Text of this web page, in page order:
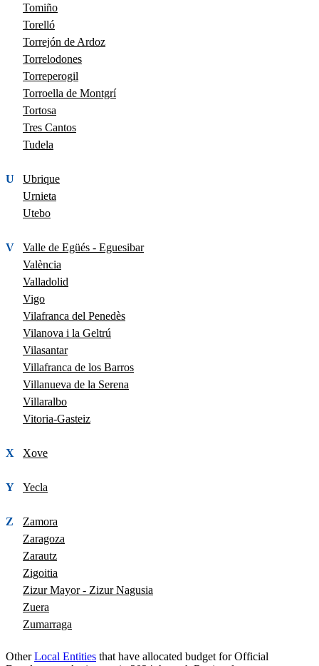
Tomiño
Torelló
Torrejón de Ardoz
Torrelodones
Torreperogil
Torroella de Montgrí
Tortosa
Tres Cantos
Tudela
U
Ubrique
Urnieta
Utebo
V
Valle de Egüés - Eguesibar
València
Valladolid
Vigo
Vilafranca del Penedès
Vilanova i la Geltrú
Vilasantar
Villafranca de los Barros
Villanueva de la Serena
Villaralbo
Vitoria-Gasteiz
X Xove
Y Yecla
Z
Zamora
Zaragoza
Zarautz
Zigoitia
Zizur Mayor - Zizur Nagusia
Zuera
Zumarraga
OtherLocal Entities that have allocated budget for Official